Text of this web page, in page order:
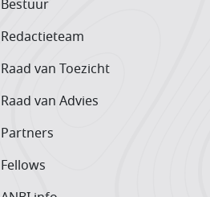
Bestuur
Redactieteam
Raad van Toezicht
Raad van Advies
Partners
Fellows